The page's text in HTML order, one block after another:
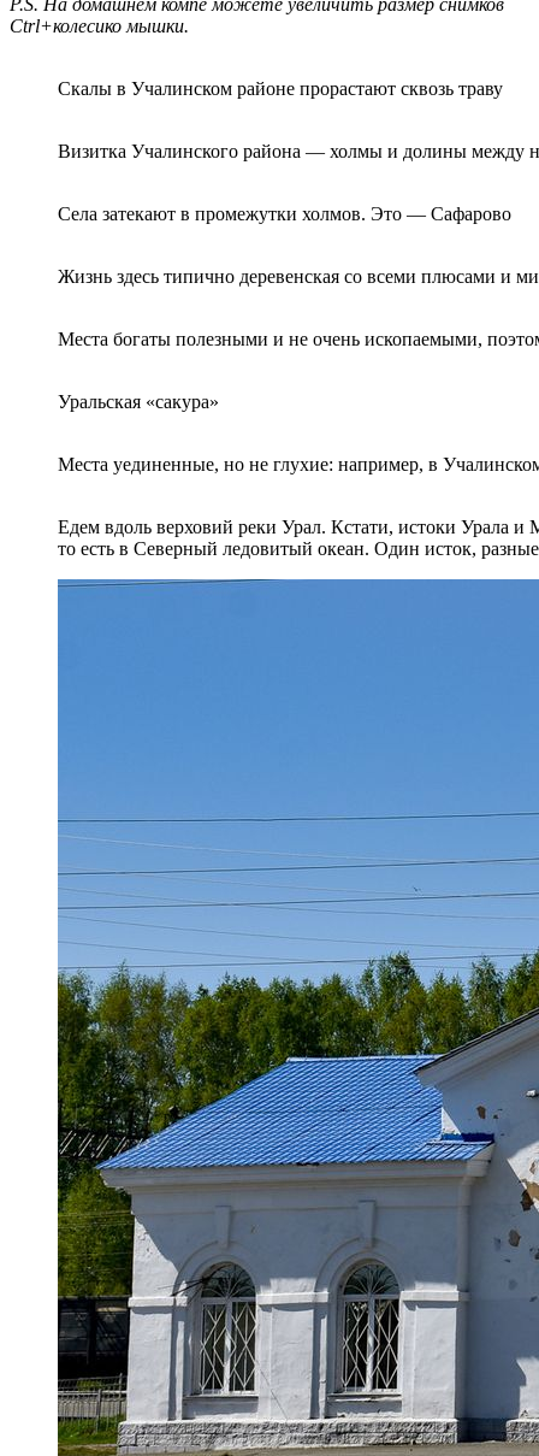
Ctrl+колесико мышки.
Скалы в Учалинском районе прорастают сквозь траву
Визитка Учалинского района — холмы и долины между
Села затекают в промежутки холмов. Это — Сафарово
Жизнь здесь типично деревенская со всеми плюсами и
Места богаты полезными и не очень ископаемыми,
Уральская «сакура»
Места уединенные, но не глухие: например, в
Едем вдоль верховий реки Урал. Кстати, истоки Урала
то есть в Северный ледовитый океан. Один исток,